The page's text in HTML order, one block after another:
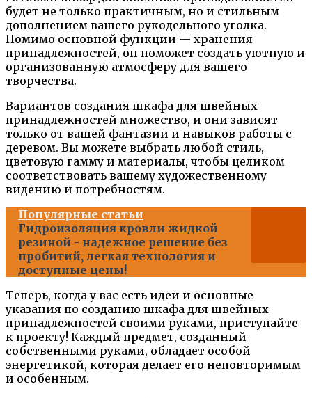
будет не только практичным, но и стильным
дополнением вашего рукодельного уголка.
Помимо основной функции — хранения
принадлежностей, он поможет создать уютную и
организованную атмосферу для вашего
творчества.
Вариантов создания шкафа для швейных
принадлежностей множество, и они зависят
только от вашей фантазии и навыков работы с
деревом. Вы можете выбрать любой стиль,
цветовую гамму и материалы, чтобы целиком
соответствовать вашему художественному
видению и потребностям.
Популярные статьи
Гидроизоляция кровли жидкой
резиной - надежное решение без
пробитий, легкая технология и
доступные цены!
Теперь, когда у вас есть идеи и основные
указания по созданию шкафа для швейных
принадлежностей своими руками, приступайте
к проекту! Каждый предмет, созданный
собственными руками, обладает особой
энергетикой, которая делает его неповторимым
и особенным.